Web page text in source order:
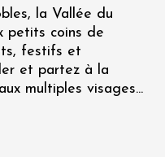
la Vallée du
petits coins de
festifs et
et partez à la
multiples visages...